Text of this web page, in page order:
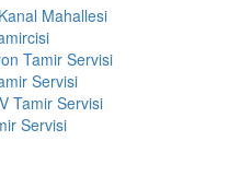
Mahallesi
Tamir Servisi
Servisi
Tamir Servisi
Servisi